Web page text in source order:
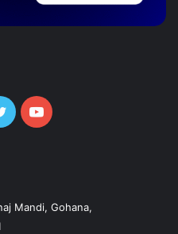
TwitterYouTube
Mandi, Gohana,